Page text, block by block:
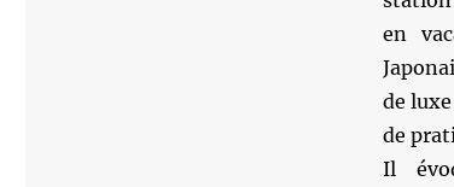
en
de
de
Il